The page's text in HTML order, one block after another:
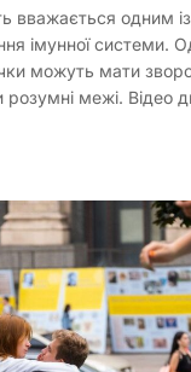
вважається одним
імунної системи.
можуть мати
межі. Відео